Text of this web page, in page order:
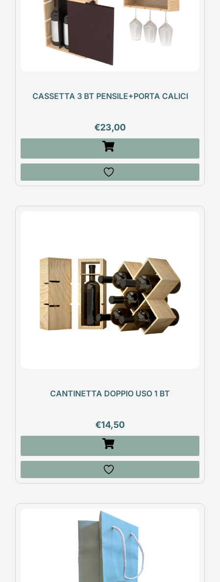
CASSETTA 3 BT PENSILE+PORTA CALICI
€23,00
CANTINETTA DOPPIO USO 1 BT
€14,50